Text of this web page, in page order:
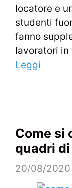
locatore e
studenti
fanno
lavoratori
Leggi
Come si
quadri
20/08/2020